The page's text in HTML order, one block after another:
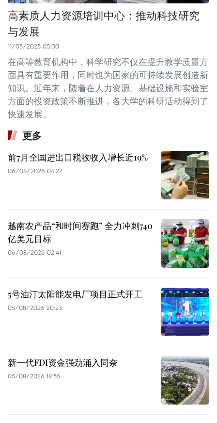
高素质人力资源培训中心：推动科技研究
与发展
11/05/2025 05:00
在高等教育机构中，科学研究不仅在提升教学质量方
面具有重要作用，同时也为国家的可持续发展创造新
知识。近年来，随着在人力资源、基础设施和实验室
方面的投资政策不断推进，各大学的科研活动得到了
快速发展。
更多
前7月全国进出口税收收入增长近19%
06/08/2026 04:27
越南农产品“和时间赛跑” 全力冲刺740
亿美元目标
06/08/2026 02:41
5号油汀太阳能发电厂项目正式开工
05/08/2026 20:23
新一代FDI资金强劲涌入同奈
05/08/2026 18:55